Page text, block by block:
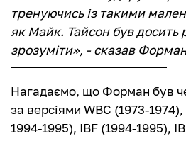
тренуючись із такими
як Майк. Тайсон був
зрозуміти», - сказав
Нагадаємо, що Форман був
за версіями WBC (1973-
1994-1995), IBF (1994-1995),